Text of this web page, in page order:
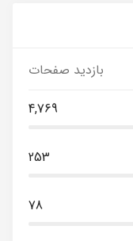
بازدید صفحات
4,769
253
78